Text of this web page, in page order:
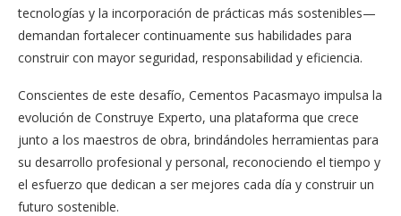
tecnologías y la incorporación de prácticas más sostenibles—
demandan fortalecer continuamente sus habilidades para
construir con mayor seguridad, responsabilidad y eficiencia.
Conscientes de este desafío, Cementos Pacasmayo impulsa la
evolución de Construye Experto, una plataforma que crece
junto a los maestros de obra, brindándoles herramientas para
su desarrollo profesional y personal, reconociendo el tiempo y
el esfuerzo que dedican a ser mejores cada día y construir un
futuro sostenible.